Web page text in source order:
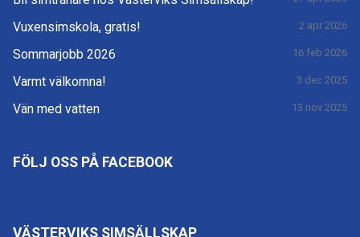
Vuxensimskola, gratis! 2 apr 2026
Sommarjobb 2026 16 feb 2026
Varmt välkomna! 3 dec 2025
Vän med vatten 13 nov 2025
FÖLJ OSS PÅ FACEBOOK
VÄSTERVIKS SIMSÄLLSKAP